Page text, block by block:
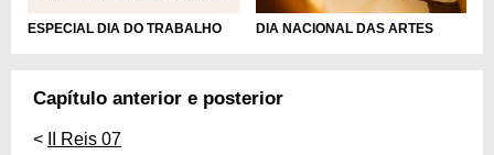
ESPECIAL DIA DO TRABALHO DIA NACIONAL DAS ARTES
Capítulo anterior e posterior
< II Reis 07